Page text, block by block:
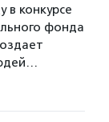
в конкурсе
фонда